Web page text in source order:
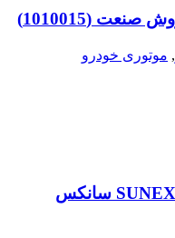
, موتوری خودرو